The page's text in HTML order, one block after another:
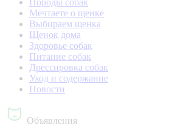
Породы собак
Мечтаете о щенке
Выбираем щенка
Щенок дома
Здоровье собак
Питание собак
Дрессировка собак
Уход и содержание
Новости
Объявления